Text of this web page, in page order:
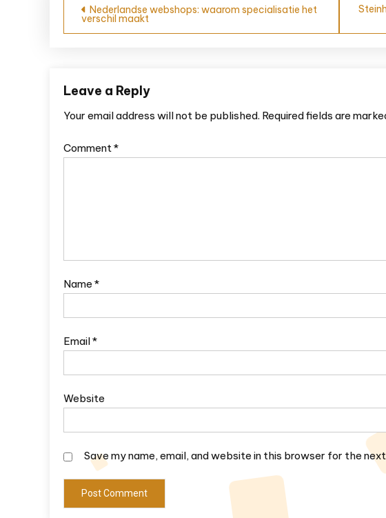
Post navigation
Nederlandse webshops: waarom specialisatie het
verschil maakt
Leave a Reply
Your email address will not be published. Required fields are
Comment*
Name *
Email*
Website
Save my name, email, and website in this browser for the